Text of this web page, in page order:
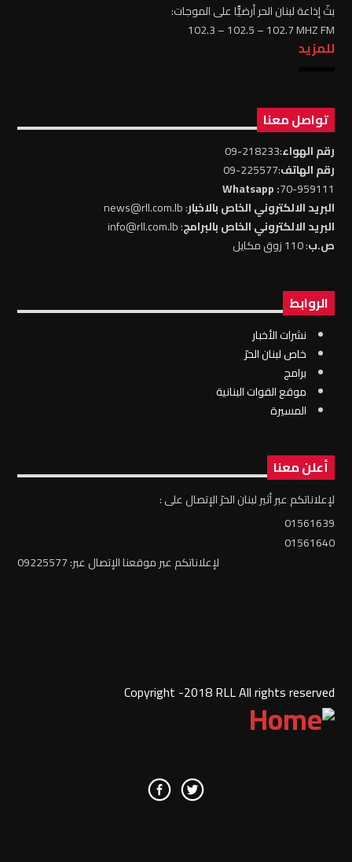
بثّ إذاعة لبنان الحر أرضيًّا على الموجات:
102.3 – 102.5 – 102.7 MHZ FM
للمزيد
تواصل معنا
رقم الهواء:218233-09
رقم الهاتف:225577-09
70-959111
: Whatsapp
البريد الالكتروني الخاص بالاخبار: news@rll.com.lb
البريد الالكتروني الخاص بالبرامج: info@rll.com.lb
ص.ب: 110 زوق مكايل
الروابط
نشرات الأخبار
خاص لبنان الحرّ
برامج
موقع القوات البنانية
المسيرة
أعلن معنا
لإعلاناتكم عبر أثير لبنان الحرّ الإتصال على :
01561639
01561640
لإعلاناتكم عبر موقعنا الإتصال عبر: 09225577
Copyright -2018 RLL All rights reserved